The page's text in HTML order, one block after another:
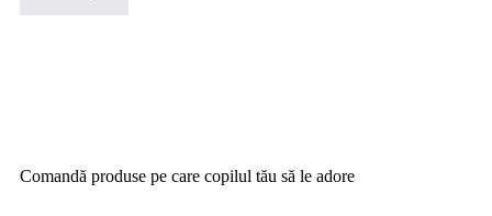
Comandă produse pe care copilul tău să le adore